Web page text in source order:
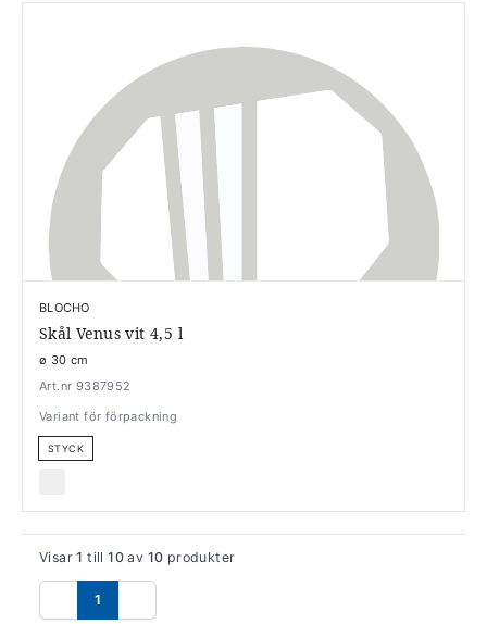
BLOCHO
Skål Venus vit 4,5 l
ø 30 cm
Art.nr 9387952
Variant för förpackning
STYCK
Visar1 till10 av 10 produkter
Föregående
1
Nästa